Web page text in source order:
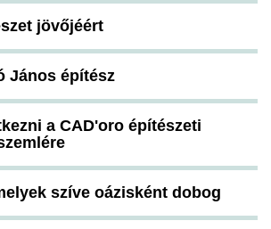
jövőjéért
János építész
a CAD'oro építészeti
szíve oázisként dobog